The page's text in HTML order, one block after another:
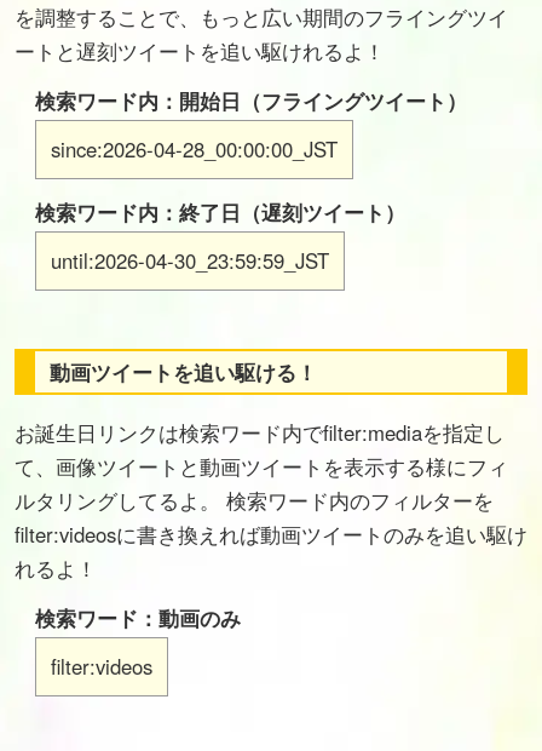
を調整することで、もっと広い期間のフライングツイ
ートと遅刻ツイートを追い駆けれるよ！
検索ワード内：開始日（フライングツイート）
since:2026-04-28_00:00:00_JST
検索ワード内：終了日（遅刻ツイート）
until:2026-04-30_23:59:59_JST
動画ツイートを追い駆ける！
お誕生日リンクは検索ワード内でfilter:mediaを指定し
て、画像ツイートと動画ツイートを表示する様にフィ
ルタリングしてるよ。 検索ワード内のフィルターを
filter:videosに書き換えれば動画ツイートのみを追い駆け
れるよ！
検索ワード：動画のみ
filter:videos